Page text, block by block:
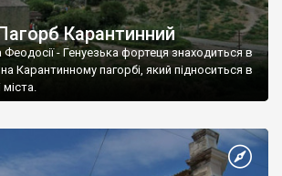
Карантинний
- Генуезька фортеця знаходиться в
Карантинному пагорбі, який підноситься в